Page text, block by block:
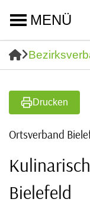
MENÜ
Drucken
Ortsverband
Bielefeld